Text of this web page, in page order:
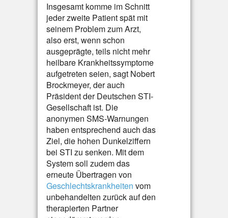
Insgesamt komme im Schnitt
jeder zweite Patient spät mit
seinem Problem zum Arzt,
also erst, wenn schon
ausgeprägte, teils nicht mehr
heilbare Krankheitssymptome
aufgetreten seien, sagt Nobert
Brockmeyer, der auch
Präsident der Deutschen STI-
Gesellschaft ist. Die
anonymen SMS-Warnungen
haben entsprechend auch das
Ziel, die hohen Dunkelziffern
bei STI zu senken. Mit dem
System soll zudem das
erneute Übertragen von
Geschlechtskrankheiten vom
unbehandelten zurück auf den
therapierten Partner